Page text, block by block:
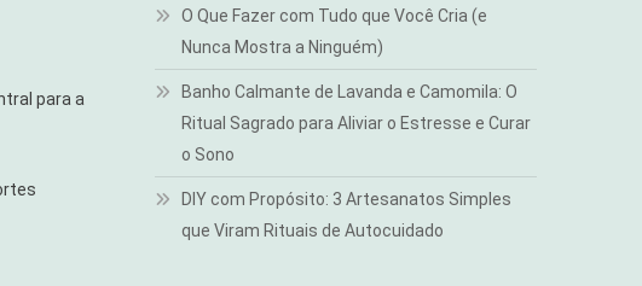
para a
O Que Fazer com Tudo que Você Cria (e
Nunca Mostra a Ninguém)
Banho Calmante de Lavanda e Camomila: O
Ritual Sagrado para Aliviar o Estresse e Curar
o Sono
DIY com Propósito: 3 Artesanatos Simples
que Viram Rituais de Autocuidado